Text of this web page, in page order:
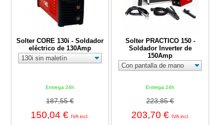
Solter CORE 130i - Soldador
eléctrico de 130Amp
Entrega 24h
187,55 €
150,04 € IVA incl.
Solter PRACTICO 150 -
Soldador Inverter de
150Amp
Entrega 24h
223,85 €
203,70 € IVA incl.